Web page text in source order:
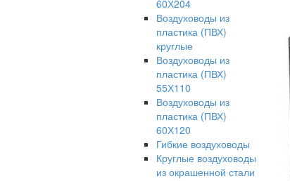
60Х204
Воздуховоды из
пластика (ПВХ)
круглые
Воздуховоды из
пластика (ПВХ)
55Х110
Воздуховоды из
пластика (ПВХ)
60Х120
Гибкие воздуховоды
Круглые воздуховоды
из окрашенной стали